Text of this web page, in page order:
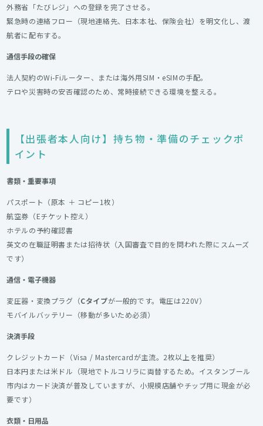
外務省「たびレジ」への登録を完了させる。
緊急時の連絡フロー（現地連絡先、日本本社、保険会社）を明文化し、渡
航者に配布する。
通信手段の確保
法人契約のWi-Fiルーター、または海外用SIM・eSIMの手配。
テロや災害時の安否確認のため、常時接続できる環境を整える。
【出張者本人向け】持ち物・準備のチェックポ
イント
書類・重要事項
パスポート（原本 ＋ コピー1枚）
航空券（Eチケット控え）
ホテルの予約確認書
英文の在職証明書または招待状（入国審査で目的を問われた際にスムーズ
です）
通信・電子機器
変圧器・変換プラグ（Cタイプが一般的です。電圧は220V）
モバイルバッテリー（移動が多いため必須）
決済手段
クレジットカード（Visa / Mastercardが主流。2枚以上を推奨）
日本円または米ドル（現地でトルコリラに両替するため。イスタンブール
市内はカード決済が普及していますが、小規模店舗やチップ用に現金が必
要です）
衣類・日用品